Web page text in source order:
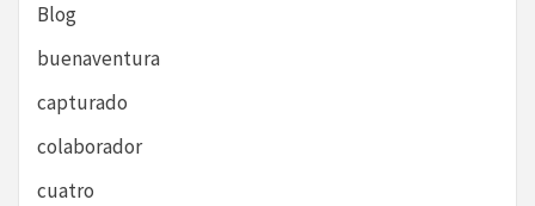
Blog
buenaventura
capturado
colaborador
cuatro